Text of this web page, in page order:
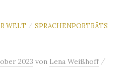
WELT / SPRACHENPORTRÄTS
2023 von Lena Weißhoff /